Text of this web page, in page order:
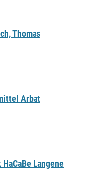
Thomas
Arbat
Langene